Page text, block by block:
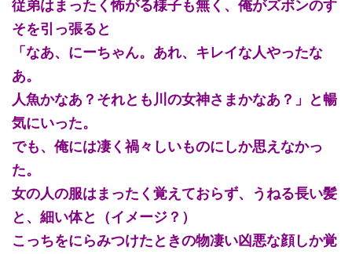
従弟はまったく怖がる様子も無く、俺がズボンのす
そを引っ張ると
「なあ、にーちゃん。あれ、キレイな人やったな
あ。
人魚かなあ？それとも川の女神さまかなあ？」と暢
気にいった。
でも、俺には凄く禍々しいものにしか思えなかっ
た。
女の人の服はまったく覚えておらず、うねる長い髪
と、細い体と（イメージ？）
こっちをにらみつけたときの物凄い凶悪な顔しか覚